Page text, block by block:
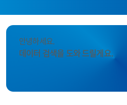
안녕하세요.
데이터 검색을 도와 드릴게요.